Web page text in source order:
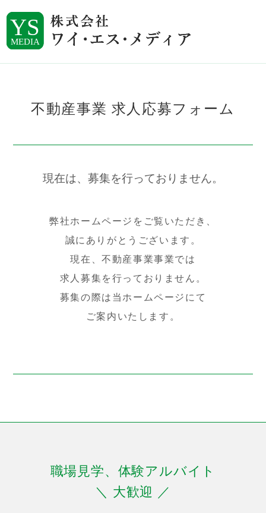
不動産事業 求人応募フォーム
現在は、募集を行っておりません。
弊社ホームページをご覧いただき、
誠にありがとうございます。
現在、不動産事業事業では
求人募集を行っておりません。
募集の際は当ホームページにて
ご案内いたします。
職場見学、体験アルバイト
＼ 大歓迎 ／